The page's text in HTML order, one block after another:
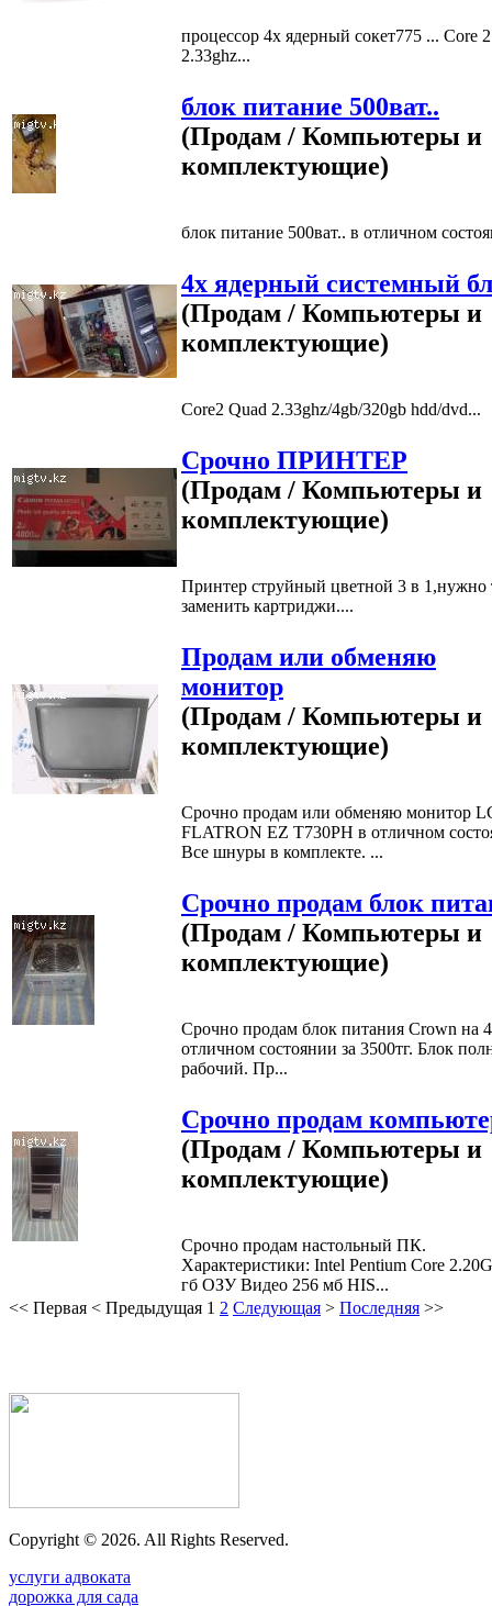
процессор 4х ядерный сокет775 ... Core
2.33ghz...
блок питание 500ват..
(Продам / Компьютеры и
комплектующие)
блок питание 500ват.. в отличном
4х ядерный системный
(Продам / Компьютеры и
комплектующие)
Core2 Quad 2.33ghz/4gb/320gb hdd/dvd...
Срочно ПРИНТЕР
(Продам / Компьютеры и
комплектующие)
Принтер струйный цветной 3 в 1,нужно
заменить картриджи....
Продам или обменяю
монитор
(Продам / Компьютеры и
комплектующие)
Срочно продам или обменяю монитор
FLATRON EZ T730PH в отличном
Все шнуры в комплекте. ...
Срочно продам блок
(Продам / Компьютеры и
комплектующие)
Срочно продам блок питания Crown на
отличном состоянии за 3500тг. Блок
рабочий. Пр...
Срочно продам
(Продам / Компьютеры и
комплектующие)
Срочно продам настольный ПК.
Характеристики: Intel Pentium Core
гб ОЗУ Видео 256 мб HIS...
<< Первая < Предыдущая 1 2 Следующая > Последняя >>
Copyright © 2026. All Rights Reserved.
услуги адвоката
дорожка для сада